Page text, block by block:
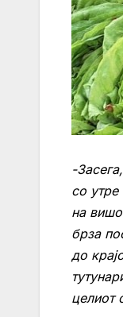
-
со
на
брза
до
целиот